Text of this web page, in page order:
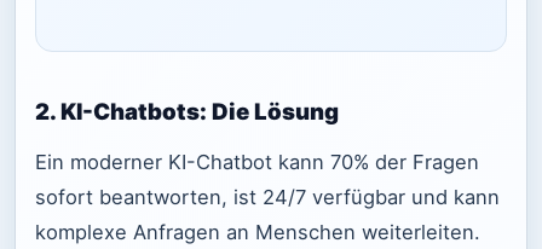
2. KI-Chatbots: Die Lösung
Ein moderner KI-Chatbot kann 70% der Fragen
sofort beantworten, ist 24/7 verfügbar und kann
komplexe Anfragen an Menschen weiterleiten.